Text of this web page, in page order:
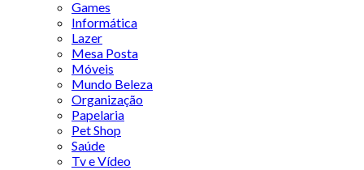
Games
Informática
Lazer
Mesa Posta
Móveis
Mundo Beleza
Organização
Papelaria
Pet Shop
Saúde
Tv e Vídeo